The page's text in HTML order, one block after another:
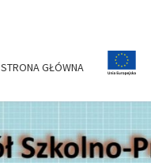
STRONA GŁÓWNA